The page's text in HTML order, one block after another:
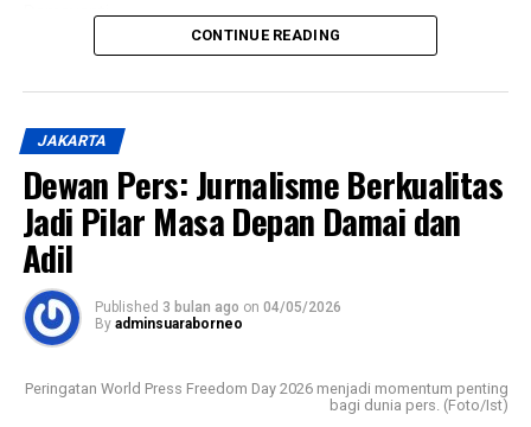
Damayanti.
independen yang dilakukan oleh Marketing Research
melalui berbagai kanal layanan, baik layanan tatap muka
(walk-in channel) maupun layanan digital (digital channel).
Penilaian dilakukan secara komprehensif terhadap
pengalaman nasabah pada berbagai titik interaksi layanan,
mulai dari kantor cabang, ATM, call center, website, email,
live chat, SMS Banking, hingga kanal digital lainnya.
Pada ajang tersebut, Bank Kalsel berhasil meraih
CONTINUE READING
JAKARTA
Dewan Pers: Jurnalisme Berkualitas
Jadi Pilar Masa Depan Damai dan
Adil
Published 3 bulan ago on 04/05/2026
By adminsuaraborneo
Peringatan World Press Freedom Day 2026 menjadi momentum penting
bagi dunia pers. (Foto/Ist)